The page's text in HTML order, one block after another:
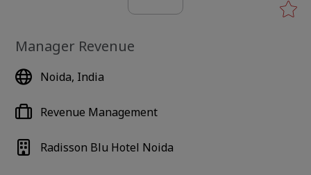
Manager Revenue
Noida, India
Radisson Blu Hotel Noida
Revenue Management